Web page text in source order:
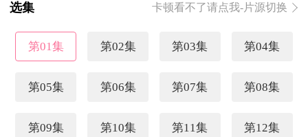
师。在一次偶然事故中，可可不小
可便临摹起
选集 卡顿看不了请点我-片源切换
第01集 第02集 第03集 第04集
第05集 第06集 第07集 第08集
第09集 第10集 第11集 第12集